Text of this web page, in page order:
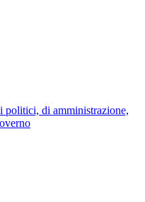
politici, di amministrazione,